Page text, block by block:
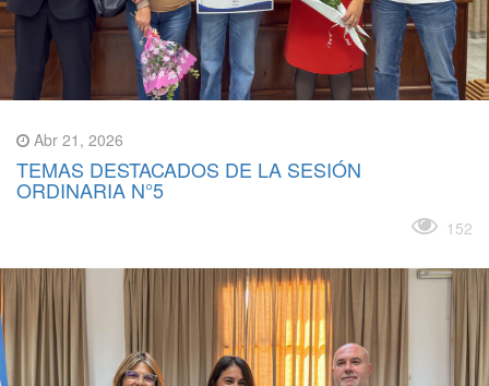
Abr 21, 2026
TEMAS DESTACADOS DE LA SESIÓN
ORDINARIA N°5
152